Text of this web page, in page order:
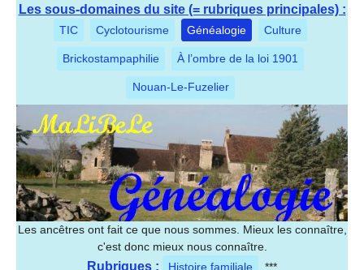
Les sous-domaines du site (= rubriques principales) :
TIC Cyclotourisme Généalogie Culture
Brickostampaphilie À l’ombre de la loi 1901
Nouan-Le-Fuzelier
Les ancêtres ont fait ce que nous sommes. Mieux les connaître,
c'est donc mieux nous connaître.
Rubriques : Histoire familiale ***